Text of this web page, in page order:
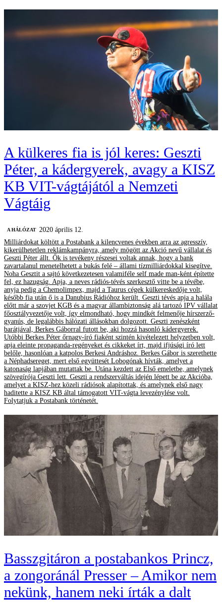
A külkeres fia is jól keres: Geszti
Péter, a kádergyerek, avagy a KISZ
KB VIT-vágtájától a Nemzeti
Vágtáig
A HÁLÓZAT 2020 április 12.
Milliárdokat költött a Postabank a kilencvenes években arra az agresszív,
kikerülhetetlen reklámkampányra, amely mögött az Akció nevű vállalat és
Geszti Péter állt. Ők is tevékeny részesei voltak annak, hogy a bank
zavartalanul menetelhetett a bukás felé – állami tízmilliárdokkal kisegítve.
Noha Gesztit a sajtó következetesen valamiféle self made man-ként építette
fel, ez hazugság. Apja, a neves rádiós-tévés szerkesztő vitte be a tévébe,
anyja pedig a Chemolimpex, majd a Taurus cégek külkereskedője volt,
később fia után ő is a Danubius Rádióhoz került. Geszti tévés apja a halála
előtt már a szovjet KGB és a magyar állambiztonság alá tartozó IPV vállalat
főosztályvezetője volt, így elmondható, hogy mindkét felmenője hírszerző-
gyanús, de legalábbis hálózati állásokban dolgozott. Geszti zenészként
barátjával, Berkes Gáborral futott be, aki hozzá hasonló kádergyerek.
Utóbbi Berkes Péter őrnagy-író fiaként szintén kivételezett helyzetben volt,
apja eleinte propaganda-regényeket és cikkeket írt, majd ifjúsági író lett
belőle, hasonlóan a katpolos Berkesi Andráshoz. Berkes Gábor is szerethette
a Néphadsereget, mert első együttesét Lobogónak hívták, amelyet a
katonaság lapjában mutattak be. Utána kezdett az Első emeletbe, amelynek
szövegírója Geszti lett. Geszti a rendszerváltás idején lépett be az Akcióba,
amelyet a KISZ-hez közeli rádiósok alapítottak, és amelynek első nagy
haditette a KISZ KB által támogatott VIT-vágta levezénylése volt.
Folytatjuk a Postabank történetét.
Basszgitáron a postabankos Princz,
a zongoránál Presser – Amikor nem
nekünk, hanem neki írták a dalt